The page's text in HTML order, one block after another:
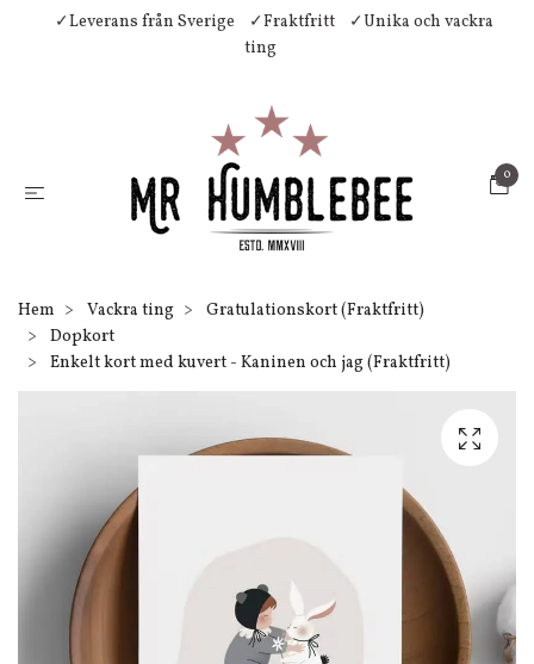
✓Leverans från Sverige ✓Fraktfritt
✓Unika och vackra
ting
0
Hem Vackra ting
Gratulationskort (Fraktfritt)
Dopkort
Enkelt kort med kuvert - Kaninen och jag (Fraktfritt)